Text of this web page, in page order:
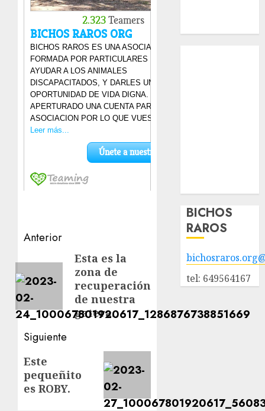
Navegación
de
entradas
Anterior
Entrada
anterior:
Esta es la
zona de
recuperación
de nuestra
gatera.
Siguiente
Siguiente
entrada:
Este
pequeñito
es ROBY.
BICHOS
RAROS
tel: 649564167